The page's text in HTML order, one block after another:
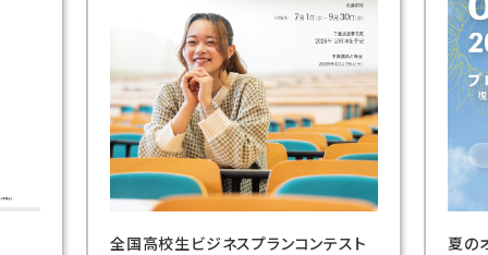
全国高校生ビジネスプランコンテスト 夏の